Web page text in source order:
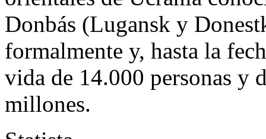
Donbás (Lugansk y
formalmente y, hasta la
vida de 14.000 personas y
millones.